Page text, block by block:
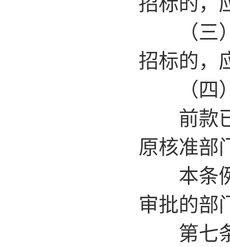
（三）
招标的，
（四）
前款已
原核准部
本条例
审批的部
第七条